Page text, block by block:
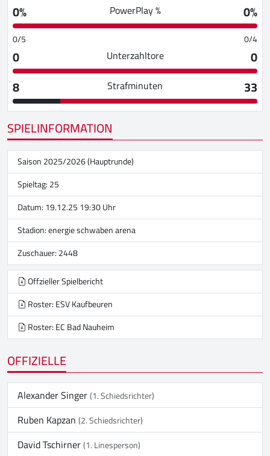
0%
PowerPlay % 0%
0/5 0/4
0 Unterzahltore
0
8
Strafminuten
33
SPIELINFORMATION
Saison 2025/2026 (Hauptrunde)
Spieltag: 25
Datum: 19.12.25 19:30 Uhr
Stadion:energie schwaben arena
Zuschauer: 2448
Offzieller Spielbericht
Roster: ESV Kaufbeuren
Roster: EC Bad Nauheim
OFFIZIELLE
Alexander Singer(1. Schiedsrichter)
Ruben Kapzan(2. Schiedsrichter)
David Tschirner(1. Linesperson)